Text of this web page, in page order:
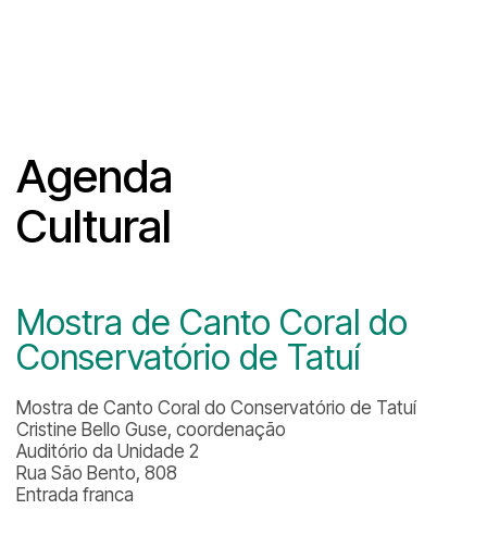
Agenda
Cultural
Mostra de Canto Coral do
Conservatório de Tatuí
Mostra de Canto Coral do Conservatório de Tatuí
Cristine Bello Guse, coordenação
Auditório da Unidade 2
Rua São Bento, 808
Entrada franca